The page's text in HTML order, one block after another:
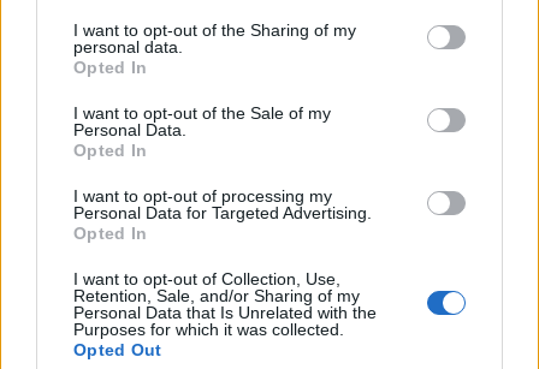
I want to opt-out of the Sharing of my
personal data.
Opted In
I want to opt-out of the Sale of my
Personal Data.
Opted In
I want to opt-out of processing my
Personal Data for Targeted Advertising.
Opted In
I want to opt-out of Collection, Use,
Retention, Sale, and/or Sharing of my
Personal Data that Is Unrelated with the
Purposes for which it was collected.
Opted Out
προς έναν πιο πράσινο και βιώσιμο
κόσμο. Για περισσότερες
πληροφορίες, επισκεφτείτε την
ιστοσελίδα: www.bydglobal.com.
Ayvens
H Ayvens είναι ένας κορυφαίος
παγκόσμιος πάροχος βιώσιμης
κινητικότητας που δεσμεύεται να
κάνει τη ζωή να κυλάει καλύτερα.